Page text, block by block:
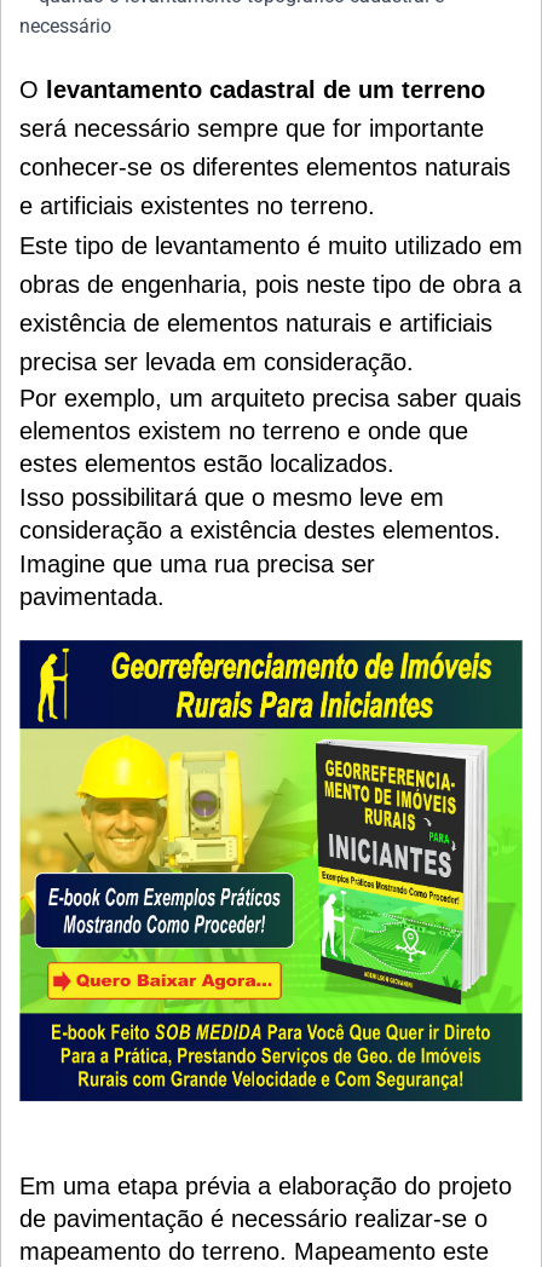
O levantamento cadastral de um terreno
será necessário sempre que for importante
conhecer-se os diferentes elementos naturais
e artificiais existentes no terreno.
Este tipo de levantamento é muito utilizado em
obras de engenharia, pois neste tipo de obra a
existência de elementos naturais e artificiais
precisa ser levada em consideração.
Por exemplo, um arquiteto precisa saber quais
elementos existem no terreno e onde que
estes elementos estão localizados.
Isso possibilitará que o mesmo leve em
consideração a existência destes elementos.
Imagine que uma rua precisa ser
pavimentada.
Em uma etapa prévia a elaboração do projeto
de pavimentação é necessário realizar-se o
mapeamento do terreno. Mapeamento este